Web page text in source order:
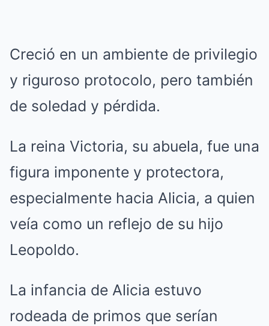
Creció en un ambiente de privilegio
y riguroso protocolo, pero también
de soledad y pérdida.
La reina Victoria, su abuela, fue una
figura imponente y protectora,
especialmente hacia Alicia, a quien
veía como un reflejo de su hijo
Leopoldo.
La infancia de Alicia estuvo
rodeada de primos que serían